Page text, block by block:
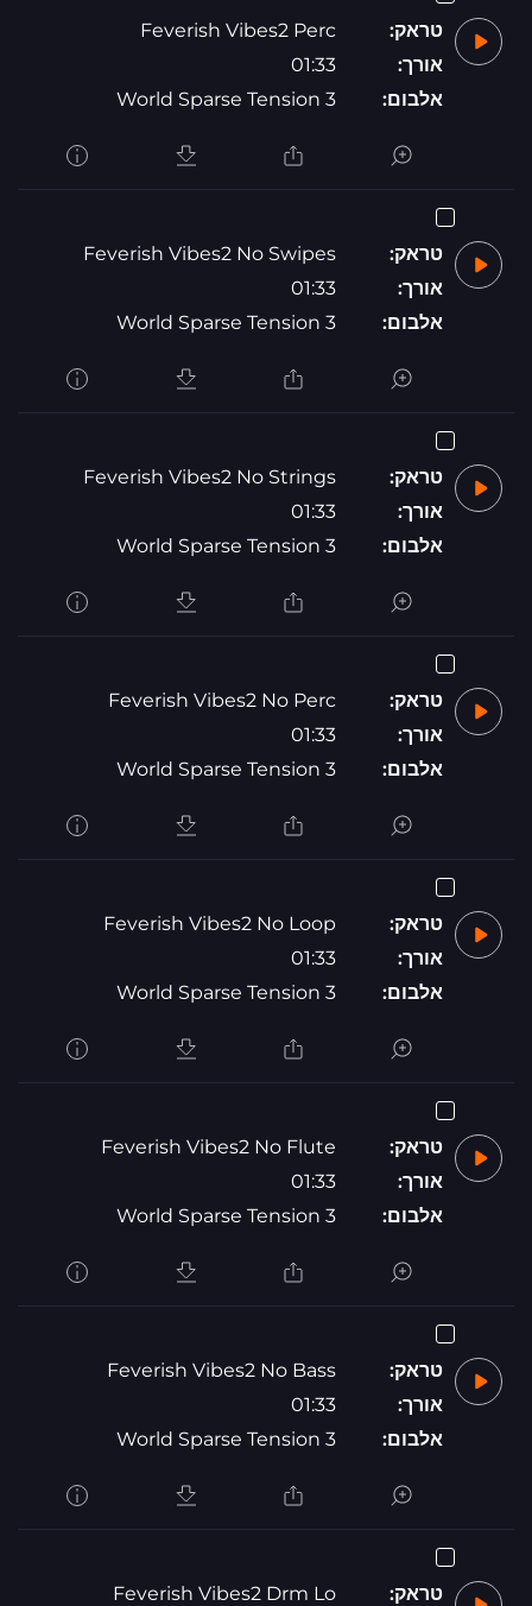
טראק:
Feverish Vibes2 Perc
אורך:
01:33
אלבום:
World Sparse Tension 3
טראק:
Feverish Vibes2 No Swipes
אורך:
01:33
אלבום:
World Sparse Tension 3
טראק:
Feverish Vibes2 No Strings
אורך:
01:33
אלבום:
World Sparse Tension 3
טראק:
Feverish Vibes2 No Perc
אורך:
01:33
אלבום:
World Sparse Tension 3
טראק:
Feverish Vibes2 No Loop
אורך:
01:33
אלבום:
World Sparse Tension 3
טראק:
Feverish Vibes2 No Flute
אורך:
01:33
אלבום:
World Sparse Tension 3
טראק:
Feverish Vibes2 No Bass
אורך:
01:33
אלבום:
World Sparse Tension 3
טראק:
Feverish Vibes2 Drm Lo